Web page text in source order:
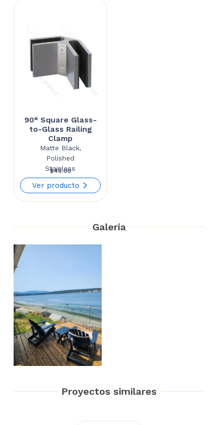
through
90° Square Glass-
to-Glass Railing
Clamp
Matte Black,
Polished
Stainless
$46.00
Ver producto
Galería
Proyectos similares